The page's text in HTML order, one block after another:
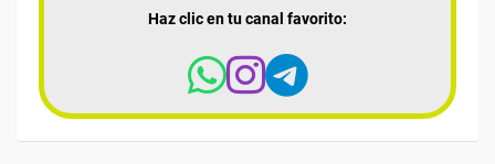
Haz clic en tu canal favorito: